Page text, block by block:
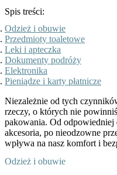
Spis treści:
Odzież i obuwie
Przedmioty toaletowe
Leki i apteczka
Dokumenty podróży
Elektronika
Pieniądze i karty płatnicze
Niezależnie od tych
rzeczy, o których nie
pakowania. Od odpowiedniej
akcesoria, po nieodzowne
wpływa na nasz komfort i
Odzież i obuwie